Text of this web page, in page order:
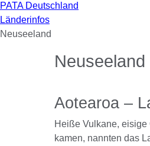
PATA Deutschland
Länderinfos
Neuseeland
Neuseeland
Aotearoa –
Heiße Vulkane,
kamen, nannten das